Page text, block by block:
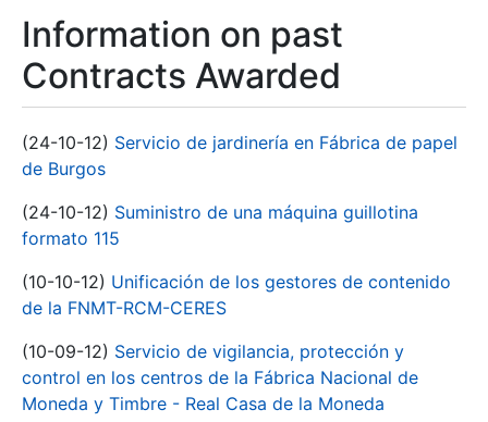
Information on past
Contracts Awarded
(24-10-12) Servicio de jardinería en Fábrica de papel
de Burgos
(24-10-12) Suministro de una máquina guillotina
formato 115
(10-10-12) Unificación de los gestores de contenido
de la FNMT-RCM-CERES
(10-09-12) Servicio de vigilancia, protección y
control en los centros de la Fábrica Nacional de
Moneda y Timbre - Real Casa de la Moneda